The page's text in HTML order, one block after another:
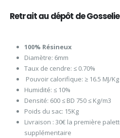
Retrait au dépôt de
100% Résineux
Diamètre: 6mm
Taux de cendre: ≤ 0.70%
Pouvoir calorifique: ≥ 16.5 MJ/Kg
Humidité: ≤ 10%
Densité: 600 ≤ BD 750 ≤ Kg/m3
Poids du sac: 15Kg
Livraison : 30€ la première
supplémentaire